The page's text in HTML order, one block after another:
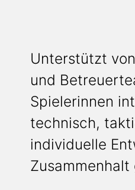
Unterstützt
und
Spielerinnen
technisch,
individuelle